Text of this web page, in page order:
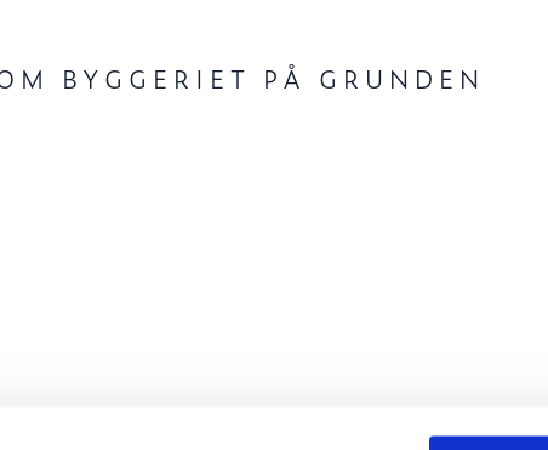
BYGGERIET PÅ GRUNDEN